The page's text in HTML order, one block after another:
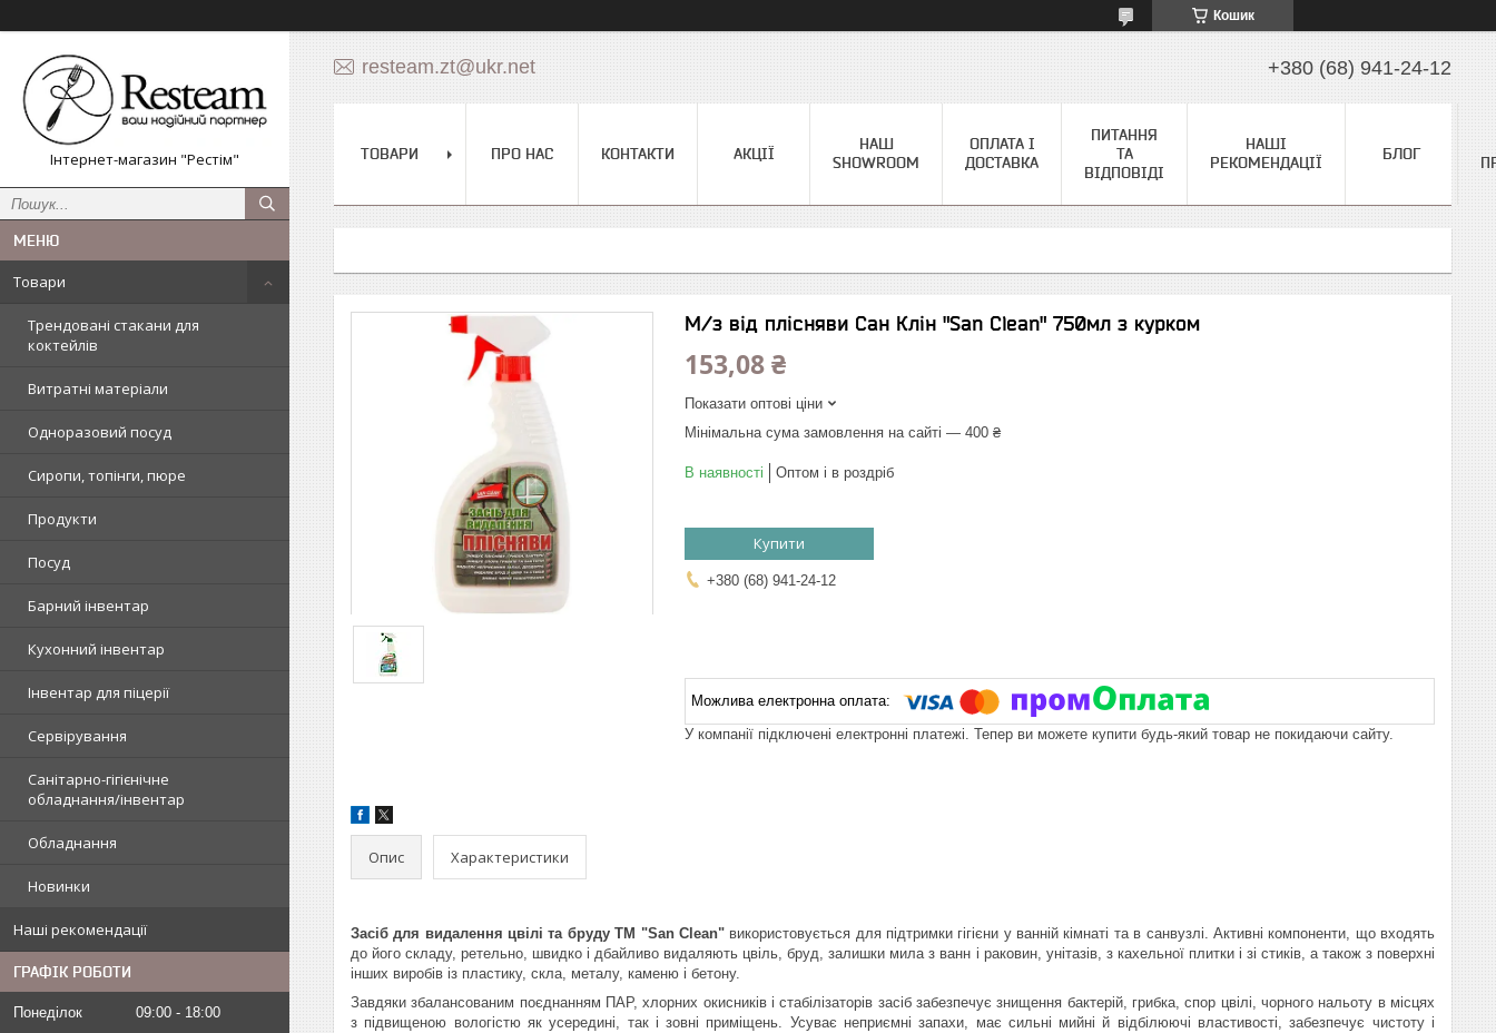
Кошик
Інтернет-магазин "Рестім"
Товари
Трендовані стакани для
коктейлів
Витратні матеріали
Одноразовий посуд
Сиропи, топінги, пюре
Продукти
Посуд
Барний інвентар
Кухонний інвентар
Інвентар для піцерії
Сервірування
Санітарно-гігієнічне
обладнання/інвентар
Обладнання
Новинки
Наші рекомендації
ГРАФІК РОБОТИ
Понеділок 09:00
18:00
resteam.zt@ukr.net +380 (68) 941-24-12
ТОВАРИ ПРО НАС КОНТАКТИ АКЦІЇ
НАШ
SHOWROOM
ОПЛАТА І
ДОСТАВКА
ПИТАННЯ
ТА
ВІДПОВІДІ
НАШІ
РЕКОМЕНДАЦІЇ
БЛОГ
М/з від плісняви Сан Клін "San Clean" 750мл з курком
153,08 ₴
Показати оптові ціни
Мінімальна сума замовлення на сайті — 400 ₴
В наявності Оптом і в роздріб
Купити
+380 (68) 941-24-12
У компанії підключені електронні платежі. Тепер ви можете купити будь-який товар не покидаючи сайту.
Опис Характеристики
Засіб для видалення цвілі та бруду ТМ "San Clean"використовується для підтримки гігієни у ванній кімнаті та в санвузлі. Активні компоненти, що входять
до його складу, ретельно, швидко і дбайливо видаляють цвіль, бруд, залишки мила з ванн і раковин, унітазів, з кахельної плитки і зі стиків, а також з поверхні
інших виробів із пластику, скла, металу, каменю і бетону.
Завдяки збалансованим поєднанням ПАР, хлорних окисників і стабілізаторів засіб забезпечує знищення бактерій, грибка, спор цвілі, чорного нальоту в місцях
з підвищеною вологістю як усередині, так і зовні приміщень. Усуває неприємні запахи, має сильні мийні й відбілюючі властивості, забезпечує чистоту і